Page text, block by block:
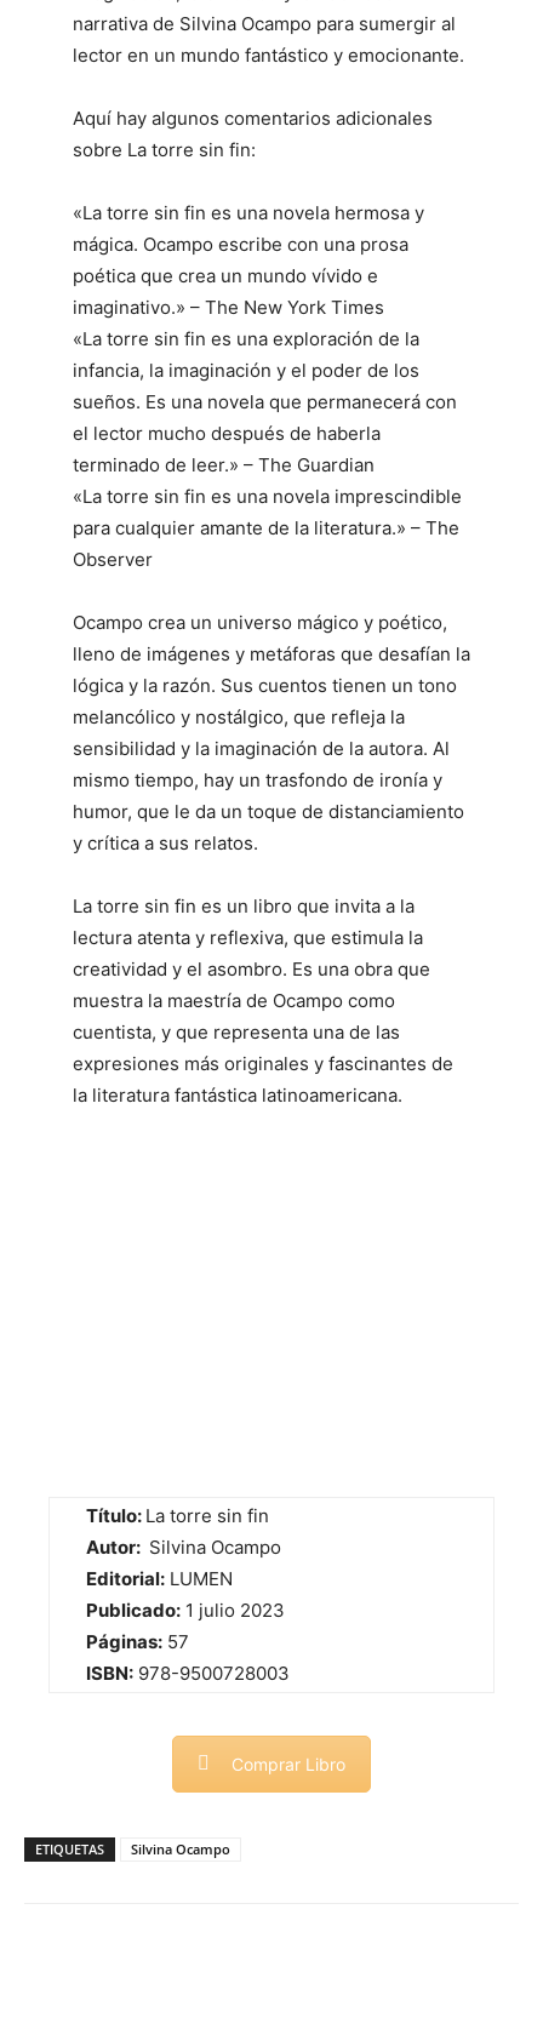
narrativa de Silvina Ocampo para sumergir al
lector en un mundo fantástico y emocionante.
Aquí hay algunos comentarios adicionales
sobre La torre sin fin:
«La torre sin fin es una novela hermosa y
mágica. Ocampo escribe con una prosa
poética que crea un mundo vívido e
imaginativo.» – The New York Times
«La torre sin fin es una exploración de la
infancia, la imaginación y el poder de los
sueños. Es una novela que permanecerá con
el lector mucho después de haberla
terminado de leer.» – The Guardian
«La torre sin fin es una novela imprescindible
para cualquier amante de la literatura.» – The
Observer
Ocampo crea un universo mágico y poético,
lleno de imágenes y metáforas que desafían la
lógica y la razón. Sus cuentos tienen un tono
melancólico y nostálgico, que refleja la
sensibilidad y la imaginación de la autora. Al
mismo tiempo, hay un trasfondo de ironía y
humor, que le da un toque de distanciamiento
y crítica a sus relatos.
La torre sin fin es un libro que invita a la
lectura atenta y reflexiva, que estimula la
creatividad y el asombro. Es una obra que
muestra la maestría de Ocampo como
cuentista, y que representa una de las
expresiones más originales y fascinantes de
la literatura fantástica latinoamericana.
Título: La torre sin fin
Autor: Silvina Ocampo
Editorial: LUMEN
Publicado: 1 julio 2023
Páginas: 57
ISBN: 978-9500728003
Comprar Libro
ETIQUETAS Silvina Ocampo